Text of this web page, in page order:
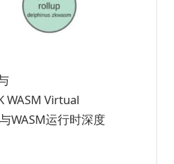
WASM Virtual
WASM运行时深度